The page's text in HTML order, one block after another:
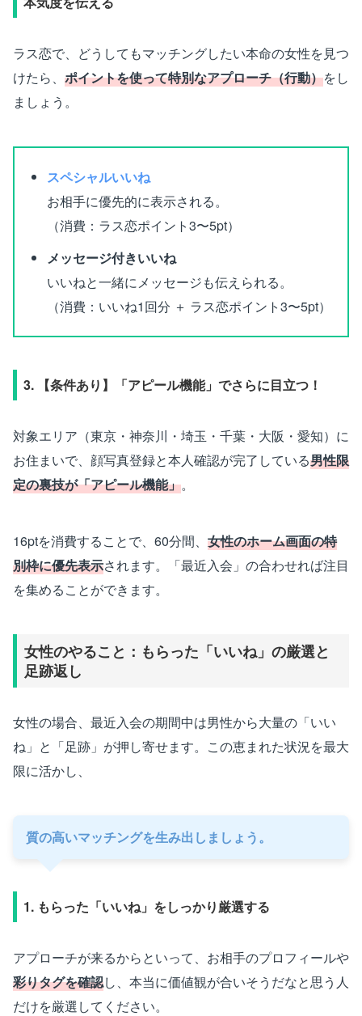
ラス恋で、どうしてもマッチングしたい本命の女性を見つ
けたら、 ポイントを使って特別なアプローチ（行動）をし
ましょう。
スペシャルいいね
お相手に優先的に表示される。
（消費：ラス恋ポイント3〜5pt）
メッセージ付きいいね
いいねと一緒にメッセージも伝えられる。
（消費：いいね1回分 ＋ ラス恋ポイント3〜5pt）
3. 【条件あり】「アピール機能」でさらに目立つ！
対象エリア（東京・神奈川・埼玉・千葉・大阪・愛知）に
お住まいで、顔写真登録と本人確認が完了している男性限
定の裏技が「アピール機能」。
16ptを消費することで、60分間、 女性のホーム画面の特
別枠に優先表示されます。「最近入会」の合わせれば注目
を集めることができます。
女性のやること：もらった「いいね」の厳選と
足跡返し
女性の場合、最近入会の期間中は男性から大量の「いい
ね」と「足跡」が押し寄せます。この恵まれた状況を最大
限に活かし、
質の高いマッチングを生み出しましょう。
1. もらった「いいね」をしっかり厳選する
アプローチが来るからといって、お相手のプロフィールや
彩りタグを確認し、本当に価値観が合いそうだなと思う人
だけを厳選してください。